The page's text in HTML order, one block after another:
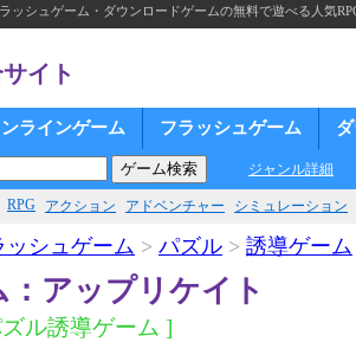
ッシュゲーム・ダウンロードゲームの無料で遊べる人気
イト
ラインゲーム フラッシュゲーム
ジャンル詳細
RPG アクション アドベンチャー シミュレーション
ッシュゲーム > パズル > 誘導ゲーム
：アップリケイト
ル誘導ゲーム ]